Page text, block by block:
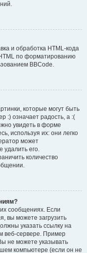
и обработка HTML-кода
по форматированию
BBCode.
которые могут быть
:) означает радость, а :(
увидеть в форме
используя их: они легко
может
удалить его.
количество
сообщениях. Если
вы можете загрузить
указать ссылку на
веб-сервере. Пример
не можете указывать
компьютере (если он не